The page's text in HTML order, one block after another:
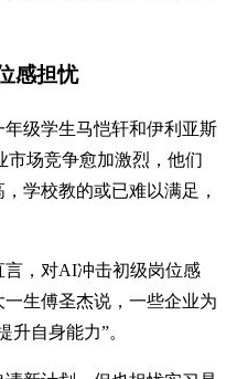
感担忧
级学生马恺轩和伊利亚斯
市场竞争愈加激烈，他们
学校教的或已难以满足，
，对AI冲击初级岗位感
生傅圣杰说，一些企业为
升自身能力”。